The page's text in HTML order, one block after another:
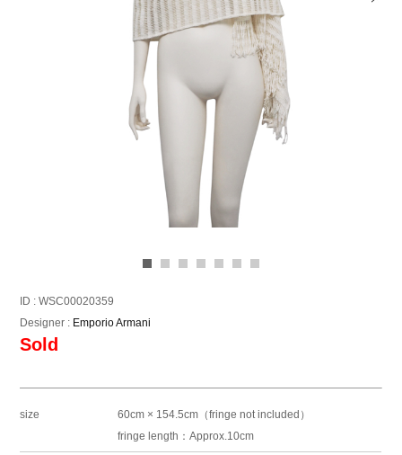
ID : WSC00020359
Designer : Emporio Armani
Sold
size
60cm × 154.5cm（fringe not included）
fringe length：Approx.10cm